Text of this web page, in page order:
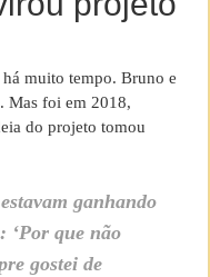
muito tempo. Bruno e
Mas foi em 2018,
do projeto tomou
ganhando
‘Por que não
gostei de